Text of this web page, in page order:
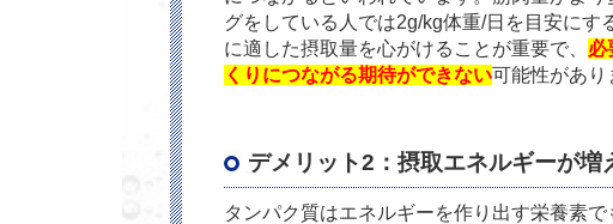
グをしている人では2g/kg体重/日を目安に
に適した摂取量を心がけることが重要で、 必
くりにつながる期待ができない可能性があり
デメリット2：摂取エネルギーが増
タンパク質はエネルギーを作り出す栄養素